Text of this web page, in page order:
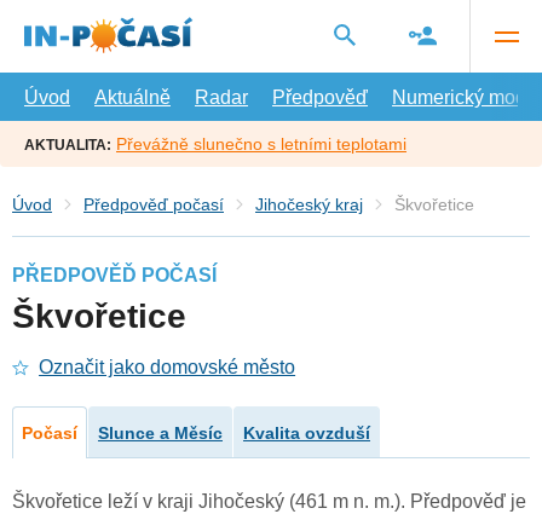
hlavní
Úvod
Aktuálně Radar Předpověď Numerický model
AKTUALITA: Převážně slunečno s letními teplotami
Úvod Předpověď počasí Jihočeský kraj Škvořetice
PŘEDPOVĚĎ POČASÍ
Škvořetice
Označit jako domovské město
Počasí Slunce a Měsíc Kvalita ovzduší
Škvořetice leží v kraji Jihočeský (461 m n. m.). Předpověď je